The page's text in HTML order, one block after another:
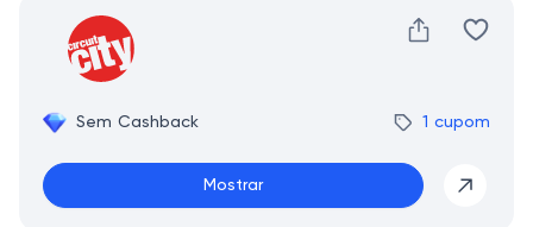
Sem Cashback 1 cupom
Mostrar